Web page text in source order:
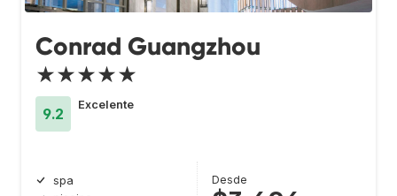
Conrad Guangzhou
★★★★★
9.2
Excelente
spa
Desde